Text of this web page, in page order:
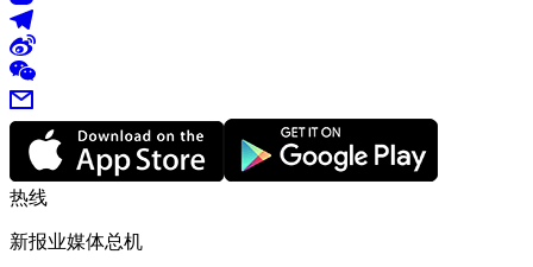
热线
新报业媒体总机